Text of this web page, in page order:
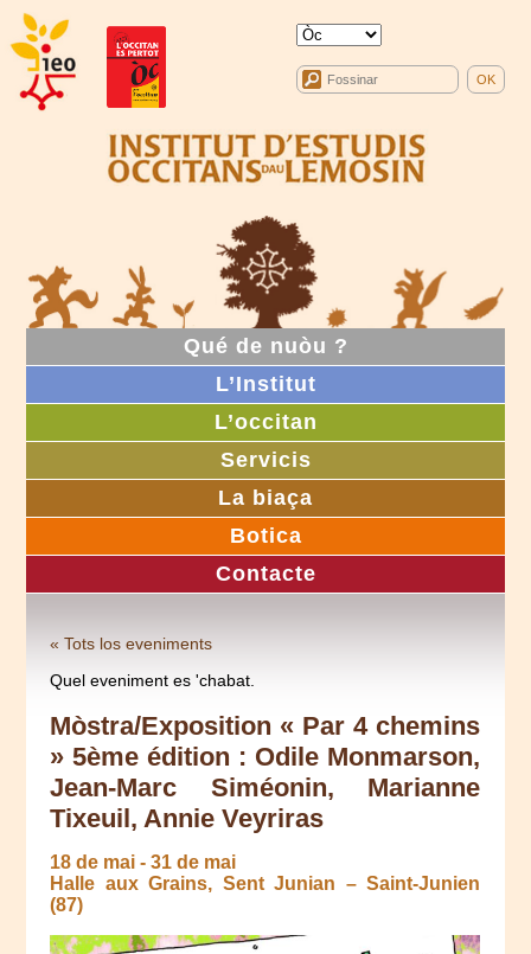
Qué de nuòu ?
L’Institut
L’occitan
Servicis
La biaça
Botica
Contacte
« Tots los eveniments
Quel eveniment es 'chabat.
Mòstra/Exposition « Par 4 chemins
» 5ème édition : Odile Monmarson,
Jean-Marc Siméonin, Marianne
Tixeuil, Annie Veyriras
18 de mai -31 de mai
Halle aux Grains, Sent Junian – Saint-Junien
(87)